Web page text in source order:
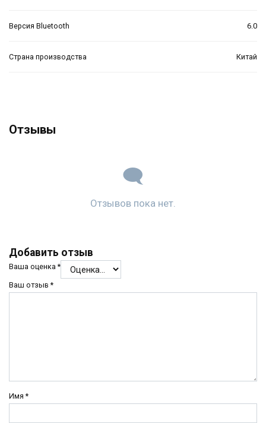
Версия Bluetooth 6.0
Страна производства Китай
Отзывы
Отзывов пока нет.
Добавить отзыв
Ваша оценка*
Ваш отзыв*
Имя*